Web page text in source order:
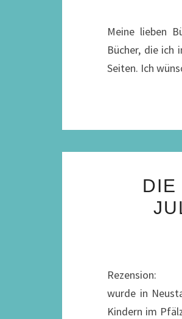
Meine lieben
Bücher, die ich
Seiten. Ich
DIE
Rezension:
wurde in
Kindern im